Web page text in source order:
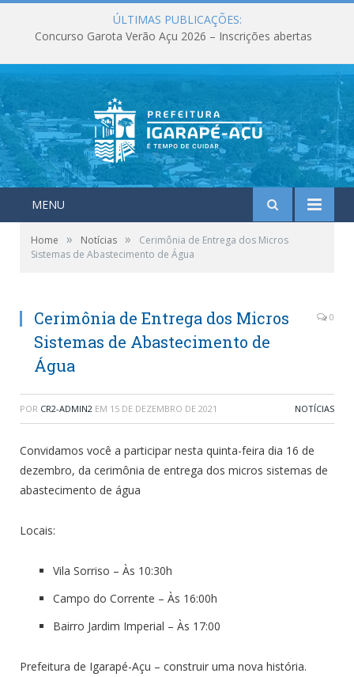
ÚLTIMAS PUBLICAÇÕES:
Concurso Garota Verão Açu 2026 – Inscrições abertas
MENU
Home » Notícias »
Cerimônia de Entrega dos Micros
Sistemas de Abastecimento de Água
Cerimônia de Entrega dos Micros
Sistemas de Abastecimento de
Água
0
POR CR2-ADMIN2 EM 15 DE DEZEMBRO DE 2021 NOTÍCIAS
Convidamos você a participar nesta quinta-feira dia 16 de
dezembro, da cerimônia de entrega dos micros sistemas de
abastecimento de água
Locais:
Vila Sorriso – Às 10:30h
Campo do Corrente – Às 16:00h
Bairro Jardim Imperial – Às 17:00
Prefeitura de Igarapé-Açu – construir uma nova história.